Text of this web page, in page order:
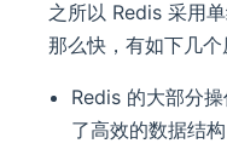
之所以 Redis 采用
那么快，有如下几个
Redis 的大部分
了高效的数据结